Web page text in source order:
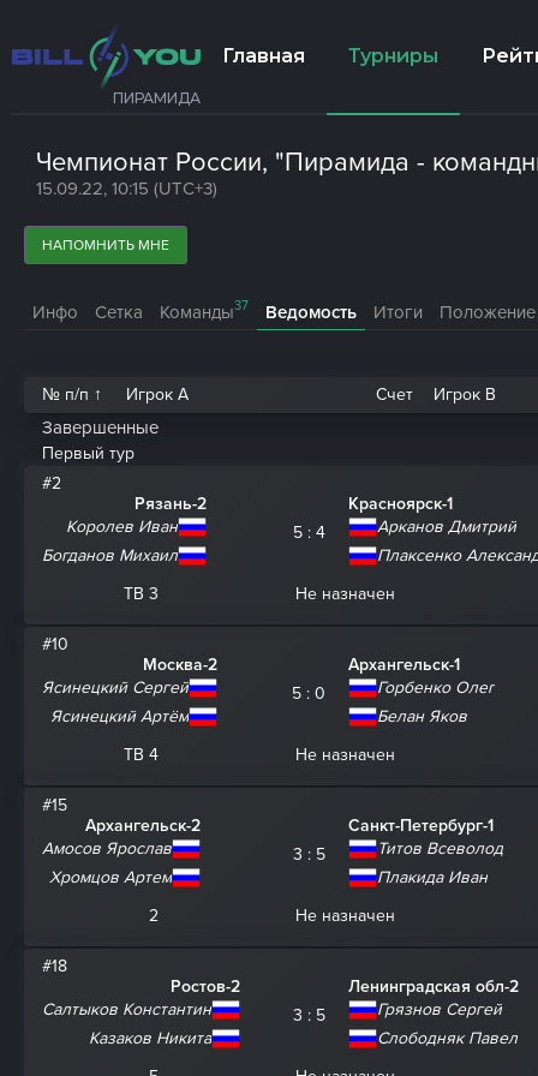
ПИРАМИДА
Главная Турниры
Чемпионат России, "Пирамида -
15.09.22, 10:15 (UTC+3)
НАПОМНИТЬ МНЕ
Инфо Сетка Команды37 Ведомость Итоги Положение
№ п/п ↑ Игрок A Счет Игрок B
Завершенные
Первый тур
#2
Рязань-2
Королев Иван
Богданов Михаил
5 : 4
Красноярск-1
Арканов Дмитрий
Плаксенко
ТВ 3
Не назначен
#10
Москва-2
Ясинецкий Сергей
Ясинецкий Артём
5 : 0
Архангельск-1
Горбенко Олег
Белан Яков
ТВ 4
Не назначен
#15
Архангельск-2
Амосов Ярослав
Хромцов Артем
3 : 5
Санкт-Петербург-1
Титов Всеволод
Плакида Иван
2
Не назначен
#18
Ростов-2
Салтыков Константин
Казаков Никита
3 : 5
Ленинградская обл-2
Грязнов Сергей
Слободняк Павел